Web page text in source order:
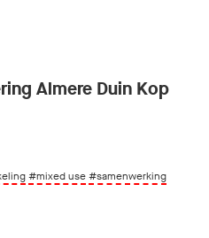
Almere Duin Kop
#mixed use#samenwerking